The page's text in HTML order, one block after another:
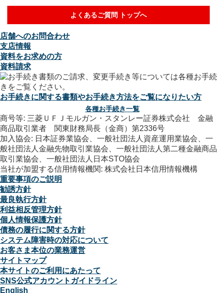
よくあるご質問 トップへ
店舗へのお問合わせ
支店情報
資料をお求めの方
資料請求
お手続きに関する書類やお手続き方法をご覧になりたい方
各種お手続き一覧
商号等: 三菱ＵＦＪモルガン・スタンレー証券株式会社 金融
商品取引業者 関東財務局長（金商）第2336号
加入協会: 日本証券業協会、一般社団法人資産運用業協会、一
般社団法人金融先物取引業協会、一般社団法人第二種金融商品
取引業協会、一般社団法人日本STO協会
当社が加盟する信用情報機関: 株式会社日本信用情報機構
重要事項のご説明
勧誘方針
最良執行方針
利益相反管理方針
個人情報保護方針
債務の履行に関する方針
システム障害時の対応について
お客さま本位の業務運営
サイトマップ
本サイトのご利用にあたって
SNS公式アカウントガイドライン
English